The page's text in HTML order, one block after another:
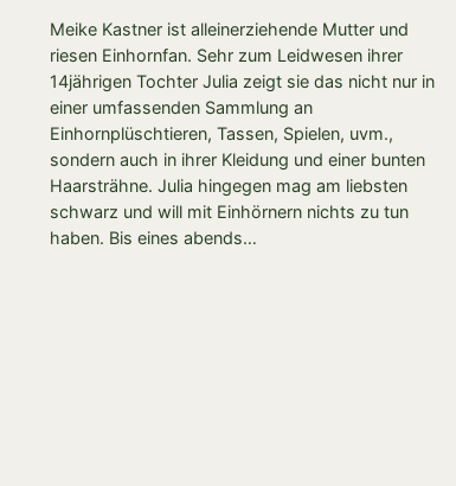
Meike Kastner ist alleinerziehende Mutter und
riesen Einhornfan. Sehr zum Leidwesen ihrer
14jährigen Tochter Julia zeigt sie das nicht nur in
einer umfassenden Sammlung an
Einhornplüschtieren, Tassen, Spielen, uvm.,
sondern auch in ihrer Kleidung und einer bunten
Haarsträhne. Julia hingegen mag am liebsten
schwarz und will mit Einhörnern nichts zu tun
haben. Bis eines abends…